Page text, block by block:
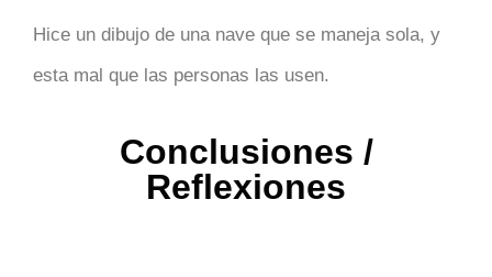
Hice un dibujo de una nave que se maneja sola, y
esta mal que las personas las usen.
Conclusiones /
Reflexiones